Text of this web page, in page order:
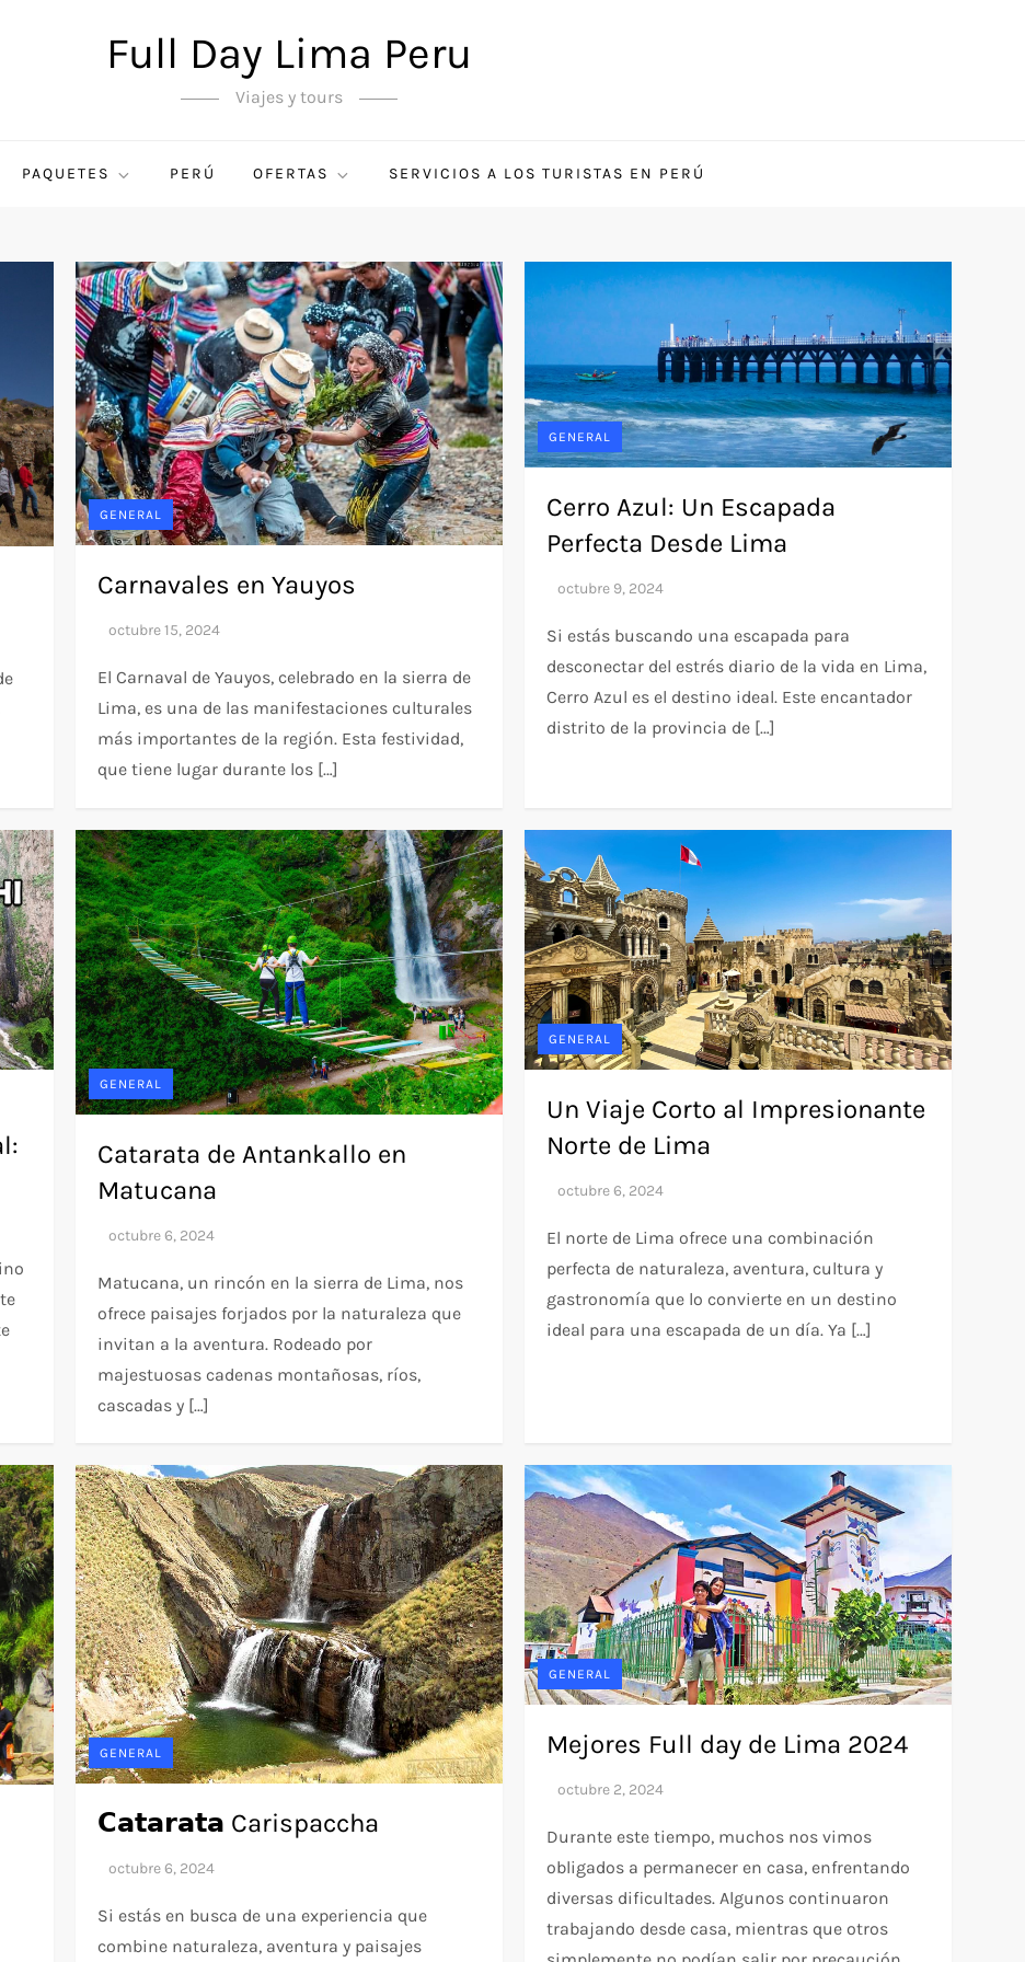
Full Day Lima Peru
Viajes y tours
PAQUETES PERÚ OFERTAS SERVICIOS A LOS TURISTAS EN PERÚ
GENERAL
Carnavales en Yauyos
El Carnaval de Yauyos, celebrado en la sierra de
Lima, es una de las manifestaciones culturales
más importantes de la región. Esta festividad,
que tiene lugar durante los […]
GENERAL
Cerro Azul: Un Escapada
Perfecta Desde Lima
Si estás buscando una escapada para
desconectar del estrés diario de la vida en Lima,
Cerro Azul es el destino ideal. Este encantador
distrito de la provincia de […]
GENERAL
Catarata de Antankallo en
Matucana
Matucana, un rincón en la sierra de Lima, nos
ofrece paisajes forjados por la naturaleza que
invitan a la aventura. Rodeado por
majestuosas cadenas montañosas, ríos,
cascadas y […]
GENERAL
Un Viaje Corto al Impresionante
Norte de Lima
El norte de Lima ofrece una combinación
perfecta de naturaleza, aventura, cultura y
gastronomía que lo convierte en un destino
ideal para una escapada de un día. Ya […]
GENERAL
𝗖𝗮𝘁𝗮𝗿𝗮𝘁𝗮 Carispaccha
Si estás en busca de una experiencia que
combine naturaleza, aventura y paisajes
GENERAL
Mejores Full day de Lima 2024
Durante este tiempo, muchos nos vimos
obligados a permanecer en casa, enfrentando
diversas dificultades. Algunos continuaron
trabajando desde casa, mientras que otros